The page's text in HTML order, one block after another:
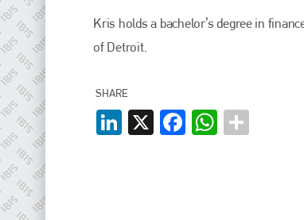
Kris holds a bachelor’s degree in
of Detroit.
SHARE
LinkedIn
X Facebook